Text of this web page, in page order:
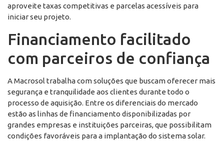
aproveite taxas competitivas e parcelas acessíveis para
iniciar seu projeto.
Financiamento facilitado
com parceiros de confiança
A Macrosol trabalha com soluções que buscam oferecer mais
segurança e tranquilidade aos clientes durante todo o
processo de aquisição. Entre os diferenciais do mercado
estão as linhas de financiamento disponibilizadas por
grandes empresas e instituições parceiras, que possibilitam
condições favoráveis para a implantação do sistema solar.